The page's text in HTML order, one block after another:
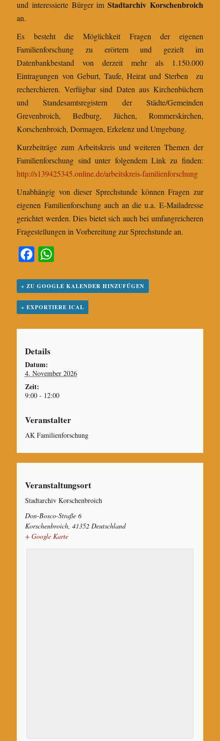
und interessierte Bürger im Stadtarchiv Korschenbroich
an.
Es besteht die Möglichkeit Fragen der eigenen
Familienforschung zu erörtern und gezielt im
Datenbankbestand von derzeit mehr als 1.150.000
Eintragungen von Geburt, Taufe, Heirat und Sterben zu
recherchieren. Verfügbar sind Daten aus Kirchenbüchern
und Standesamtsregistern der Städte/Gemeinden
Grevenbroich, Bedburg, Jüchen, Rommerskirchen,
Korschenbroich, Dormagen, Erkelenz und Umgebung.
Kurzbeiträge zum Arbeitskreis und weiteren Themen der
Familienforschung sind unter folgendem Link zu finden:
http://s139425345.online.de/arbeitskreis-familienforschung
Unabhängig von dieser Sprechstunde können Fragen zur
eigenen Familienforschung auch an die u.a. E-Mailadresse
gerichtet werden. Dies bietet sich auch bei umfangreicheren
Fragestellungen in Vorbereitung zur Sprechstunde an.
Fa
bo
ok
ts
A
pp
+ ZU GOOGLE KALENDER HINZUFÜGEN
+ EXPORTIERE ICAL
Details
Datum:
4. November 2026
Zeit:
9:00 - 12:00
Veranstalter
AK Familienforschung
Veranstaltungsort
Stadtarchiv Korschenbroich
Don-Bosco-Straße 6
Korschenbroich, 41352 Deutschland
+ Google Karte